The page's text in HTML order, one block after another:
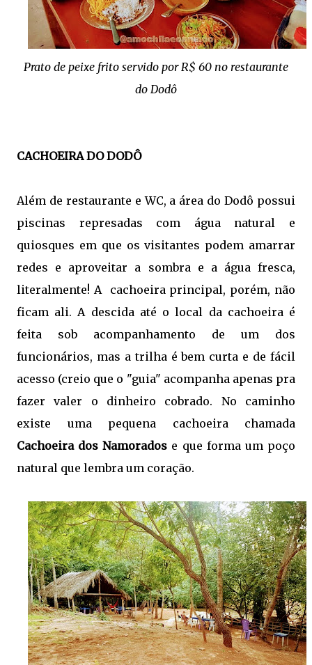
Prato de peixe frito servido por R$ 60 no restaurante
do Dodô
CACHOEIRA DO DODÔ
Além de restaurante e WC, a área do Dodô possui
piscinas represadas com água natural e
quiosques em que os visitantes podem amarrar
redes e aproveitar a sombra e a água fresca,
literalmente! A cachoeira principal, porém, não
ficam ali. A descida até o local da cachoeira é
feita sob acompanhamento de um dos
funcionários, mas a trilha é bem curta e de fácil
acesso (creio que o "guia" acompanha apenas pra
fazer valer o dinheiro cobrado. No caminho
existe uma pequena cachoeira chamada
Cachoeira dos Namorados e que forma um poço
natural que lembra um coração.